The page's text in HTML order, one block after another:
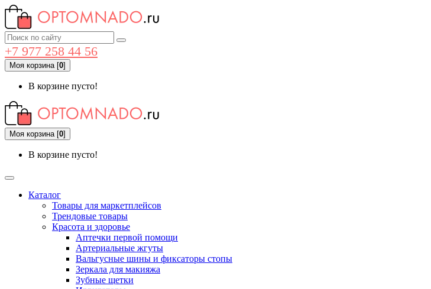
+7 977 258 44 56
Моя корзина[0]
В корзине пусто!
Моя корзина[0]
В корзине пусто!
Каталог
Товары для маркетплейсов
Трендовые товары
Красота и здоровье
Аптечки первой помощи
Артериальные жгуты
Вальгусные шины и фиксаторы стопы
Зеркала для макияжа
Зубные щетки